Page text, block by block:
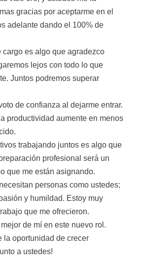
gracias por aceptarme en el
adelante dando el 100% de
cargo es algo que agradezco
lejos con todo lo que
Juntos podremos superar
de confianza al dejarme entrar.
productividad aumente en menos
trabajando juntos es algo que
profesional será un
que me están asignando.
personas como ustedes;
y humildad. Estoy muy
que me ofrecieron.
de mí en este nuevo rol.
la oportunidad de crecer
a ustedes!